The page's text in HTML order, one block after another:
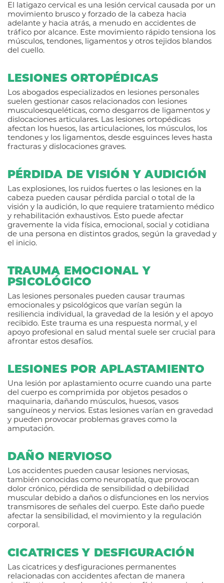
El latigazo cervical es una lesión cervical causada por un
movimiento brusco y forzado de la cabeza hacia
adelante y hacia atrás, a menudo en accidentes de
tráfico por alcance. Este movimiento rápido tensiona los
músculos, tendones, ligamentos y otros tejidos blandos
del cuello.
LESIONES ORTOPÉDICAS
Los abogados especializados en lesiones personales
suelen gestionar casos relacionados con lesiones
musculoesqueléticas, como desgarros de ligamentos y
dislocaciones articulares. Las lesiones ortopédicas
afectan los huesos, las articulaciones, los músculos, los
tendones y los ligamentos, desde esguinces leves hasta
fracturas y dislocaciones graves.
PÉRDIDA DE VISIÓN Y AUDICIÓN
Las explosiones, los ruidos fuertes o las lesiones en la
cabeza pueden causar pérdida parcial o total de la
visión y la audición, lo que requiere tratamiento médico
y rehabilitación exhaustivos. Esto puede afectar
gravemente la vida física, emocional, social y cotidiana
de una persona en distintos grados, según la gravedad y
el inicio.
TRAUMA EMOCIONAL Y
PSICOLÓGICO
Las lesiones personales pueden causar traumas
emocionales y psicológicos que varían según la
resiliencia individual, la gravedad de la lesión y el apoyo
recibido. Este trauma es una respuesta normal, y el
apoyo profesional en salud mental suele ser crucial para
afrontar estos desafíos.
LESIONES POR APLASTAMIENTO
Una lesión por aplastamiento ocurre cuando una parte
del cuerpo es comprimida por objetos pesados o
maquinaria, dañando músculos, huesos, vasos
sanguíneos y nervios. Estas lesiones varían en gravedad
y pueden provocar problemas graves como la
amputación.
DAÑO NERVIOSO
Los accidentes pueden causar lesiones nerviosas,
también conocidas como neuropatía, que provocan
dolor crónico, pérdida de sensibilidad o debilidad
muscular debido a daños o disfunciones en los nervios
transmisores de señales del cuerpo. Este daño puede
afectar la sensibilidad, el movimiento y la regulación
corporal.
CICATRICES Y DESFIGURACIÓN
Las cicatrices y desfiguraciones permanentes
relacionadas con accidentes afectan de manera